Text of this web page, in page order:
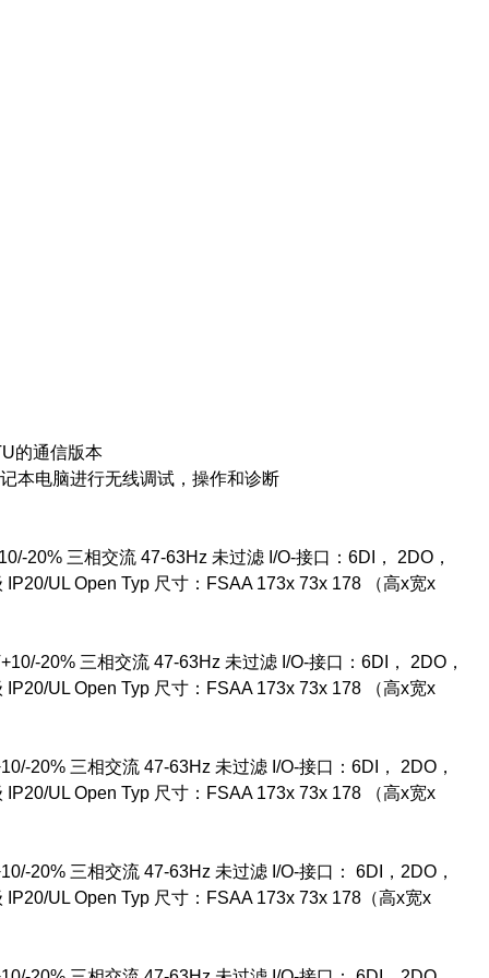
的通信版本
电脑进行无线调试，操作和诊断
三相交流 47-63Hz 未过滤 I/O-接口：6DI， 2DO，
UL Open Typ 尺寸：FSAA 173x 73x 178 （高x宽x
20% 三相交流 47-63Hz 未过滤 I/O-接口：6DI， 2DO，
UL Open Typ 尺寸：FSAA 173x 73x 178 （高x宽x
三相交流 47-63Hz 未过滤 I/O-接口：6DI， 2DO，
UL Open Typ 尺寸：FSAA 173x 73x 178 （高x宽x
三相交流 47-63Hz 未过滤 I/O-接口： 6DI，2DO，
UL Open Typ 尺寸：FSAA 173x 73x 178（高x宽x